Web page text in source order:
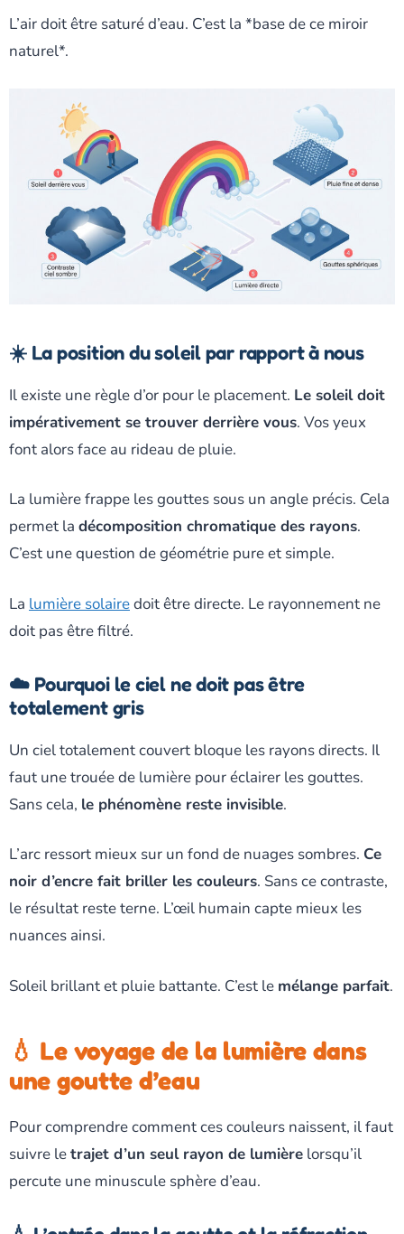
L’air doit être saturé d’eau. C’est la *base de ce miroir
naturel*.
☀️ La position du soleil par rapport à nous
Il existe une règle d’or pour le placement. Le soleil doit
impérativement se trouver derrière vous. Vos yeux
font alors face au rideau de pluie.
La lumière frappe les gouttes sous un angle précis. Cela
permet la décomposition chromatique des rayons.
C’est une question de géométrie pure et simple.
La lumière solairedoit être directe. Le rayonnement ne
doit pas être filtré.
☁️ Pourquoi le ciel ne doit pas être
totalement gris
Un ciel totalement couvert bloque les rayons directs. Il
faut une trouée de lumière pour éclairer les gouttes.
Sans cela, le phénomène reste invisible.
L’arc ressort mieux sur un fond de nuages sombres. Ce
noir d’encre fait briller les couleurs. Sans ce contraste,
le résultat reste terne. L’œil humain capte mieux les
nuances ainsi.
Soleil brillant et pluie battante. C’est le mélange parfait.
💧 Le voyage de la lumière dans
une goutte d’eau
Pour comprendre comment ces couleurs naissent, il faut
suivre letrajet d’un seul rayon de lumière lorsqu’il
percute une minuscule sphère d’eau.